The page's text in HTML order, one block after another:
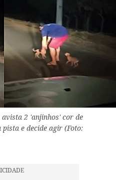
2 'anjinhos' cor de
e decide agir (Foto: